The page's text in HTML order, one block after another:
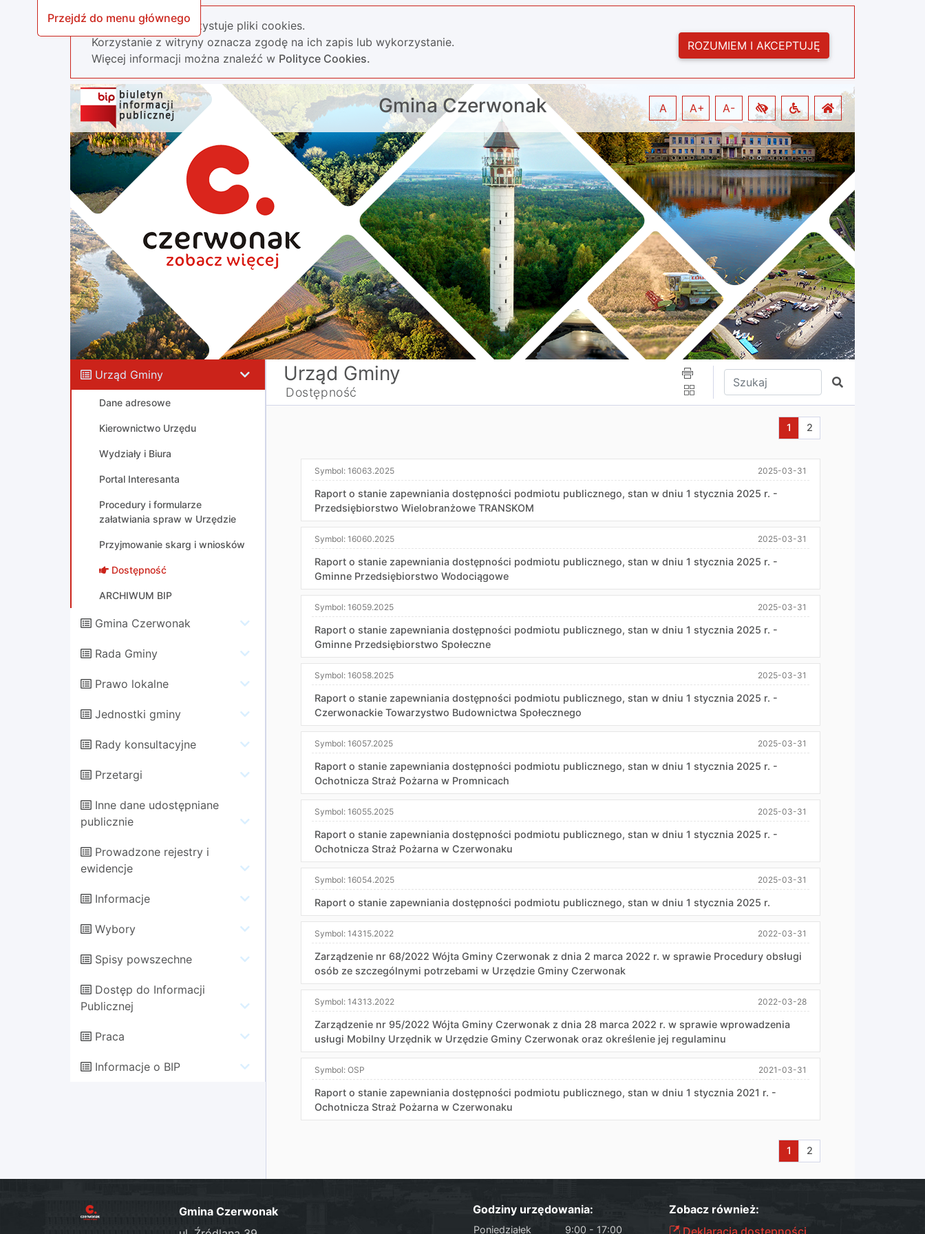
Przejdź do menu głównego
Nasza strona wykorzystuje pliki cookies.
Korzystanie z witryny oznacza zgodę na ich zapis lub wykorzystanie.
Więcej informacji można znaleźć w Polityce Cookies.
ROZUMIEM I AKCEPTUJĘ
Gmina Czerwonak A A+ A-
Urząd Gminy
Dane adresowe
Kierownictwo Urzędu
Wydziały i Biura
Portal Interesanta
Procedury i formularze
załatwiania spraw w Urzędzie
Przyjmowanie skarg i wniosków
Dostępność
ARCHIWUM BIP
Gmina Czerwonak
Rada Gminy
Prawo lokalne
Jednostki gminy
Rady konsultacyjne
Przetargi
Inne dane udostępniane
publicznie
Prowadzone rejestry i
ewidencje
Informacje
Wybory
Spisy powszechne
Dostęp do Informacji
Publicznej
Praca
Informacje o BIP
Urząd Gminy
Dostępność
Wpisz tekst do wyszukania
Szukaj
Aktualna strona nr 1
1 Przejdź do strony nr 2
2
Symbol: 16063.2025 2025-03-31
Raport o stanie zapewniania dostępności podmiotu publicznego, stan w dniu 1 stycznia 2025 r. -
Przedsiębiorstwo Wielobranżowe TRANSKOM
Symbol: 16060.2025 2025-03-31
Raport o stanie zapewniania dostępności podmiotu publicznego, stan w dniu 1 stycznia 2025 r. -
Gminne Przedsiębiorstwo Wodociągowe
Symbol: 16059.2025 2025-03-31
Raport o stanie zapewniania dostępności podmiotu publicznego, stan w dniu 1 stycznia 2025 r. -
Gminne Przedsiębiorstwo Społeczne
Symbol: 16058.2025 2025-03-31
Raport o stanie zapewniania dostępności podmiotu publicznego, stan w dniu 1 stycznia 2025 r. -
Czerwonackie Towarzystwo Budownictwa Społecznego
Symbol: 16057.2025 2025-03-31
Raport o stanie zapewniania dostępności podmiotu publicznego, stan w dniu 1 stycznia 2025 r. -
Ochotnicza Straż Pożarna w Promnicach
Symbol: 16055.2025 2025-03-31
Raport o stanie zapewniania dostępności podmiotu publicznego, stan w dniu 1 stycznia 2025 r. -
Ochotnicza Straż Pożarna w Czerwonaku
Symbol: 16054.2025 2025-03-31
Raport o stanie zapewniania dostępności podmiotu publicznego, stan w dniu 1 stycznia 2025 r.
Symbol: 14315.2022 2022-03-31
Zarządzenie nr 68/2022 Wójta Gminy Czerwonak z dnia 2 marca 2022 r. w sprawie Procedury obsługi
osób ze szczególnymi potrzebami w Urzędzie Gminy Czerwonak
Symbol: 14313.2022 2022-03-28
Zarządzenie nr 95/2022 Wójta Gminy Czerwonak z dnia 28 marca 2022 r. w sprawie wprowadzenia
usługi Mobilny Urzędnik w Urzędzie Gminy Czerwonak oraz określenie jej regulaminu
Symbol: OSP 2021-03-31
Raport o stanie zapewniania dostępności podmiotu publicznego, stan w dniu 1 stycznia 2021 r. -
Ochotnicza Straż Pożarna w Czerwonaku
Aktualna strona nr 1
1 Przejdź do strony nr 2
2
Gmina Czerwonak
Godziny urzędowania:
Poniedziałek 9:00 - 17:00
Zobacz również:
Deklaracja dostępności